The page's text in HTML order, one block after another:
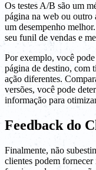
Os testes A/B são um
página na web ou outro
um desempenho
seu funil de vendas e
Por exemplo, você
página de destino, com
ação diferentes.
versões, você pode
informação para
Feedback do
Finalmente, não
clientes podem fornecer